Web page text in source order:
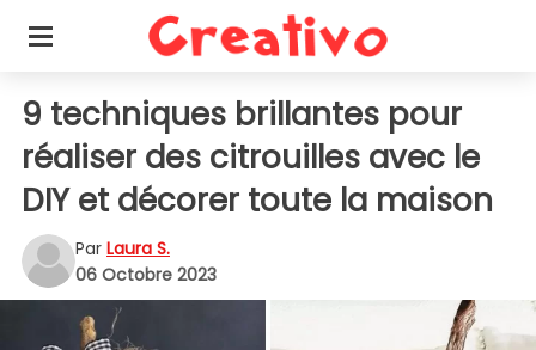
9 techniques brillantes pour
réaliser des citrouilles avec le
DIY et décorer toute la maison
Par Laura S.
06 Octobre 2023